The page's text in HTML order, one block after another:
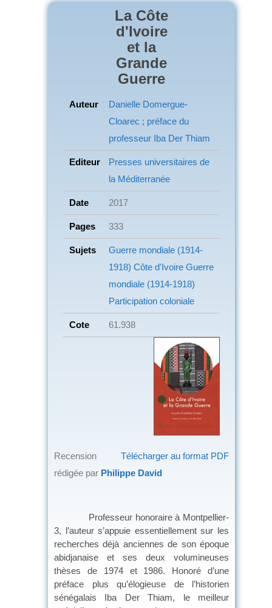
La Côte
d'Ivoire
et la
Grande
Guerre
Auteur
Danielle Domergue-
Cloarec ; préface du
professeur Iba Der Thiam
Editeur
Presses universitaires de
la Méditerranée
Date 2017
Pages 333
Sujets
Guerre mondiale (1914-
1918) Côte d'Ivoire Guerre
mondiale (1914-1918)
Participation coloniale
Cote 61.938
Télécharger au format PDF
Recension
rédigée par Philippe David
Professeur honoraire à Montpellier-
3, l’auteur s’appuie essentiellement sur les
recherches déjà anciennes de son époque
abidjanaise et ses deux volumineuses
thèses de 1974 et 1986. Honoré d’une
préface plus qu’élogieuse de l’historien
sénégalais Iba Der Thiam, le meilleur